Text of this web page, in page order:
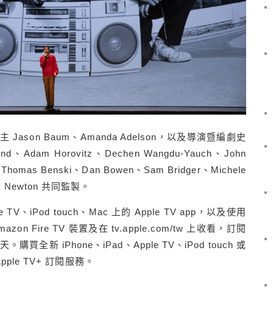
Jason Baum、Amanda Adelson，以及導演暨編劇史
、Adam Horovitz、Dechen Wangdu-Yauch、John
Benski、Dan Bowen、Sam Bridger、Michele
共同監製。
TV、iPod touch、Mac 上的 Apple TV app，以及使用
Fire TV 裝置及在 tv.apple.com/tw 上收看，訂閱
。購買全新 iPhone、iPad、Apple TV、iPod touch 或
TV+ 訂閱服務。